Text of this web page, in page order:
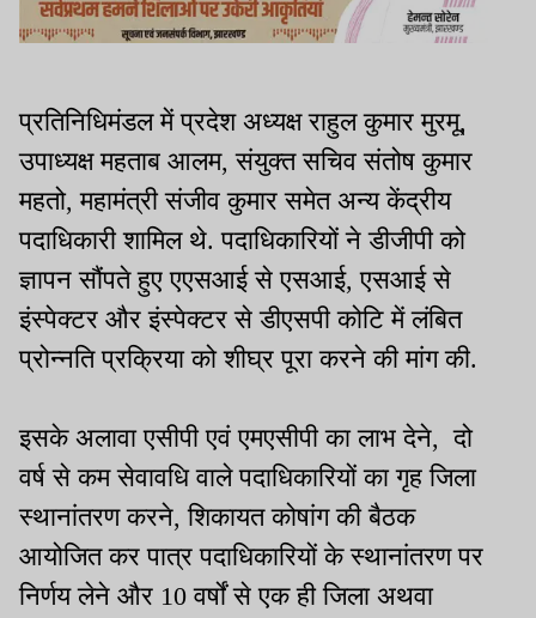
प्रतिनिधिमंडल में प्रदेश अध्यक्ष राहुल कुमार मुरमू,
उपाध्यक्ष महताब आलम, संयुक्त सचिव संतोष कुमार
महतो, महामंत्री संजीव कुमार समेत अन्य केंद्रीय
पदाधिकारी शामिल थे. पदाधिकारियों ने डीजीपी को
ज्ञापन सौंपते हुए एएसआई से एसआई, एसआई से
इंस्पेक्टर और इंस्पेक्टर से डीएसपी कोटि में लंबित
प्रोन्नति प्रक्रिया को शीघ्र पूरा करने की मांग की.
इसके अलावा एसीपी एवं एमएसीपी का लाभ देने, दो
वर्ष से कम सेवावधि वाले पदाधिकारियों का गृह जिला
स्थानांतरण करने, शिकायत कोषांग की बैठक
आयोजित कर पात्र पदाधिकारियों के स्थानांतरण पर
निर्णय लेने और 10 वर्षों से एक ही जिला अथवा